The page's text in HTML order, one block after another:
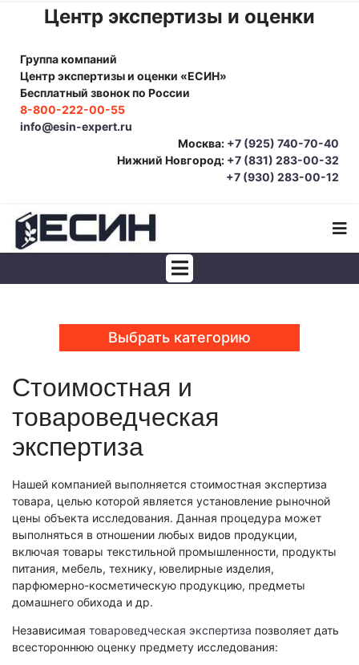
Центр экспертизы и оценки
Группа компаний
Центр экспертизы и оценки «ЕСИН»
Бесплатный звонок по России
8-800-222-00-55
info@esin-expert.ru
Москва: +7 (925) 740-70-40
Нижний Новгород: +7 (831) 283-00-32
+7 (930) 283-00-12
Почерковедческая экспертиза
Товароведческая экспертиза
Автотехническая экспертиза
Экспертиза электробытовой техники
Экспертиза по технике безопасности
Электротехническая экспертиза
Фоноскопическая экспертиза
Экспертиза видео- и звукозаписей
Лингвистическая экспертиза
Автороведческая экспертиза
Психологическая экспертиза
Компьютерно-техническая экспертиза
Выбрать категорию
Фоноскопическая экспертиза
Автотехническая экспертиза
Юридическая экспертиза
Экспертиза изделий из металлов
Экспертиза электробытовой техники
Экологическая экспертиза
Техническая экспертиза документов
Строительно-техническая экспертиза
Почерковедческая экспертиза
Пожарно-техническая экспертиза
Юридико-лингвистическая экспертиза
Лингвистическая экспертиза
Компьютерно-техническая экспертиза
Геммологическая экспертиза (ювелирная)
Экспертиза видео- и звукозаписей
Автороведческая экспертиза
Экспериза игрового оборудования
Экспертиза по технике безопасности
Стоимостная и
товароведческая
экспертиза
Нашей компанией выполняется стоимостная экспертиза
товара, целью которой является установление рыночной
цены объекта исследования. Данная процедура может
выполняться в отношении любых видов продукции,
включая товары текстильной промышленности, продукты
питания, мебель, технику, ювелирные изделия,
парфюмерно-косметическую продукцию, предметы
домашнего обихода и др.
Независимая товароведческая экспертиза позволяет дать
всестороннюю оценку предмету исследования: